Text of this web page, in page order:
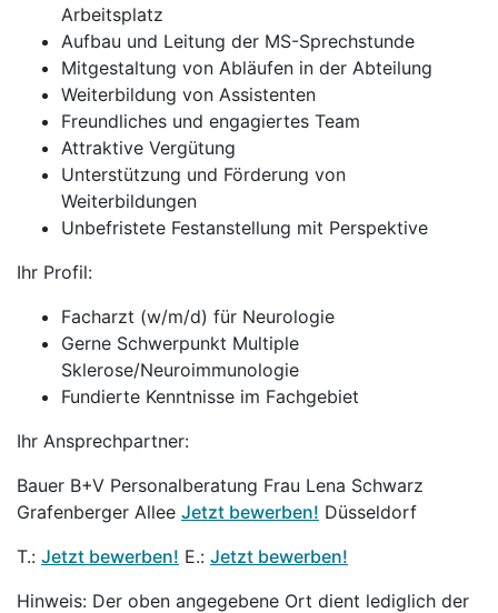
Arbeitsplatz
Aufbau und Leitung der MS-Sprechstunde
Mitgestaltung von Abläufen in der Abteilung
Weiterbildung von Assistenten
Freundliches und engagiertes Team
Attraktive Vergütung
Unterstützung und Förderung von
Weiterbildungen
Unbefristete Festanstellung mit Perspektive
Ihr Profil:
Facharzt (w/m/d) für Neurologie
Gerne Schwerpunkt Multiple
Sklerose/Neuroimmunologie
Fundierte Kenntnisse im Fachgebiet
Ihr Ansprechpartner:
Bauer B+V Personalberatung Frau Lena Schwarz
Grafenberger Allee Jetzt bewerben! Düsseldorf
T.: Jetzt bewerben! E.: Jetzt bewerben!
Hinweis: Der oben angegebene Ort dient lediglich der